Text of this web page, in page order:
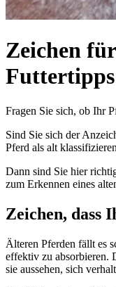
Zeichen
Futtertipps
Fragen Sie sich, ob Ihr
Sind Sie sich der
Pferd als alt
Dann sind Sie hier
zum Erkennen eines
Zeichen, dass
Älteren Pferden fällt es
effektiv zu absorbieren.
sie aussehen, sich